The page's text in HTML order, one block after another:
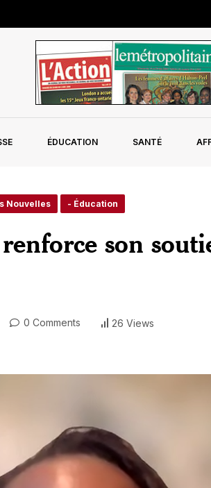
ÉDUCATION SANTÉ
Nouvelles - Éducation
son
0 Comments 26 Views